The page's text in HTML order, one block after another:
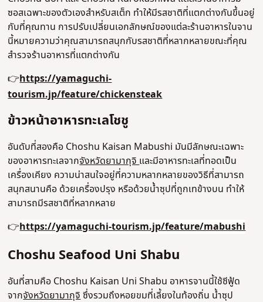
ซอสเฉพาะของตัวเองสำหรับสเต็ก ทำให้มีรสชาติที่แตกต่างกันขึ้นอยู่
กับที่คุณทาน การปรับเปลี่ยนเอกลักษณ์ของแต่ละร้านอาหารในจาน
นี้หมายความว่าคุณสามารถสนุกกับรสชาติที่หลากหลายขณะที่คุณ
สำรวจร้านอาหารที่แตกต่างกัน
👉https://yamaguchi-
tourism.jp/feature/chickensteak
ข้าวหน้าอาหารทะเลโชชู
อันดับที่สองคือ Choshu Kaisan Mabushi มันมีลักษณะเฉพาะ
ของอาหารทะเลจากจังหวัดยามากุจิและมีอาหารทะเลที่ทอดเป็น
เครื่องเคียง ความน่าสนใจอยู่ที่ความหลากหลายของวิธีที่สามารถ
สนุกสนานคือ ด้วยเครื่องปรุง หรือด้วยน้ำซุปที่ถูกเทข้างบน ทำให้
สามารถมีรสชาติที่หลากหลาย
👉https://yamaguchi-tourism.jp/feature/mabushi
Choshu Seafood Uni Shabu
อันที่สามคือ Choshu Kaisan Uni Shabu อาหารจานนี้ใช้ซีฟู้ด
จากจังหวัดยามากุจิซึ่งรวมถึงหอยขมที่เลี้ยงในท้องถิ่น น้ำซุป